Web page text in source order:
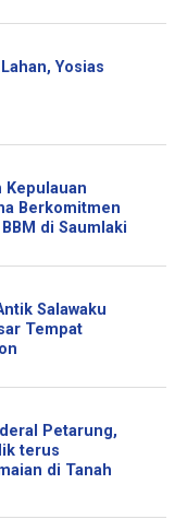
Yosias
Kepulauan
Berkomitmen
di Saumlaki
Salawaku
Tempat
Petarung,
terus
di Tanah